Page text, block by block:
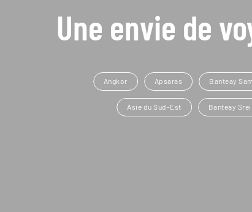
Une envie de
Angkor Apsaras Banteay
Asie du Sud-Est Banteay Srei